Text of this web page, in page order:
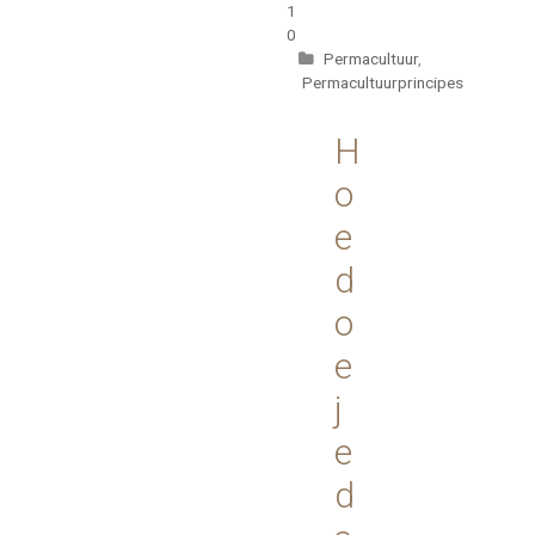
1
0
Categorieën
Permacultuur,
Permacultuurprincipes
H
o
e
d
o
e
j
e
d